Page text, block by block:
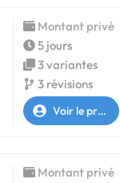
Montant privé
5 jours
3 variantes
3 révisions
Voir le profil
Montant privé